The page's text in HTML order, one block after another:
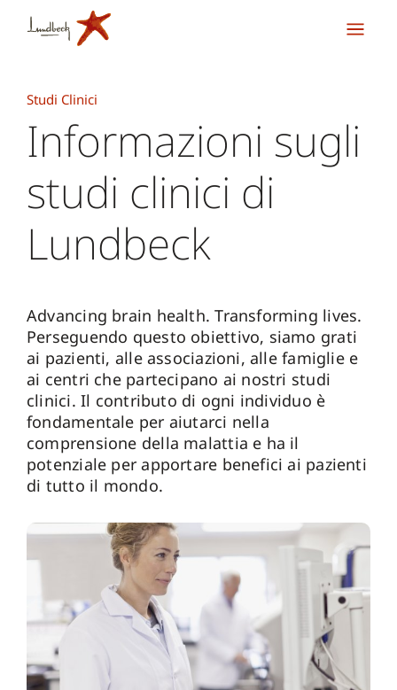
Studi Clinici
Informazioni sugli
studi clinici di
Lundbeck
Advancing brain health. Transforming lives.
Perseguendo questo obiettivo, siamo grati
ai pazienti, alle associazioni, alle famiglie e
ai centri che partecipano ai nostri studi
clinici. Il contributo di ogni individuo è
fondamentale per aiutarci nella
comprensione della malattia e ha il
potenziale per apportare benefici ai pazienti
di tutto il mondo.